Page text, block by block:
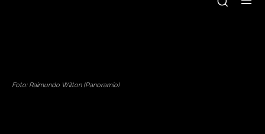
Foto: Raimundo Wilton (Panoramio)